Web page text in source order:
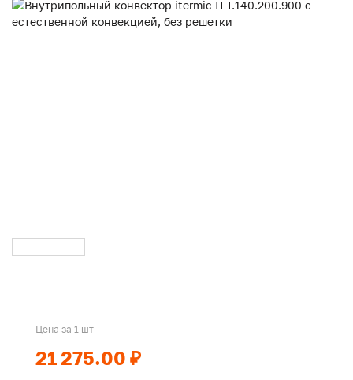
Цена за 1 шт
21 275.00 ₽